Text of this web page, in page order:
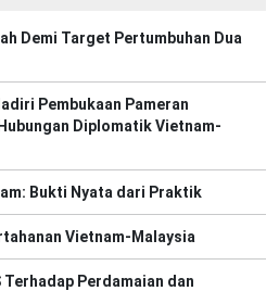
Demi Target Pertumbuhan Dua
Pembukaan Pameran
Diplomatik Vietnam-
Bukti Nyata dari Praktik
Vietnam-Malaysia
Terhadap Perdamaian dan